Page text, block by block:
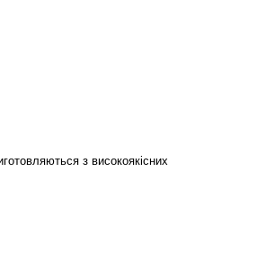
з високоякісних